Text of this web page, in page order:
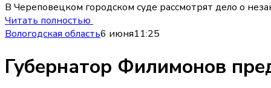
В Череповецком городском суде рассмотрят дело о
Читать полностью
Вологодская область6 июня11:25
Губернатор Филимонов